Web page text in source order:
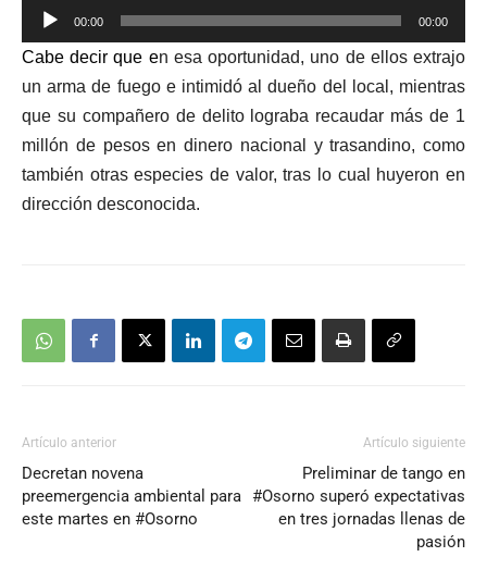
Reproductor
de
audio
00:00 00:00
Cabe decir que en esa oportunidad, uno de ellos extrajo
un arma de fuego e intimidó al dueño del local, mientras
que su compañero de delito lograba recaudar más de 1
millón de pesos en dinero nacional y trasandino, como
también otras especies de valor, tras lo cual huyeron en
dirección desconocida.
Artículo anterior
Decretan novena
preemergencia ambiental para
este martes en #Osorno
Artículo siguiente
Preliminar de tango en
#Osorno superó expectativas
en tres jornadas llenas de
pasión